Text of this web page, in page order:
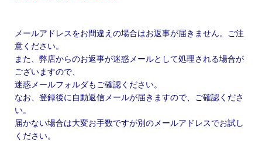
メールアドレスをお間違えの場合はお返事が届きません。ご注
意ください。
また、弊店からのお返事が迷惑メールとして処理される場合が
ございますので、
迷惑メールフォルダもご確認ください。
なお、登録後に自動返信メールが届きますので、ご確認くださ
い。
届かない場合は大変お手数ですが別のメールアドレスでお試し
ください。